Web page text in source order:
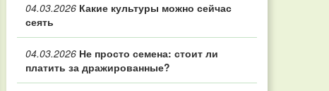
04.03.2026 Какие культуры можно сейчас
сеять
04.03.2026 Не просто семена: стоит ли
платить за дражированные?